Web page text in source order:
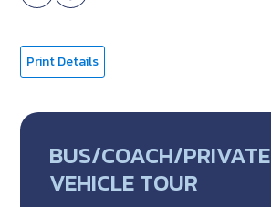
Print Details
BUS/COACH/PRIVATE
VEHICLE TOUR